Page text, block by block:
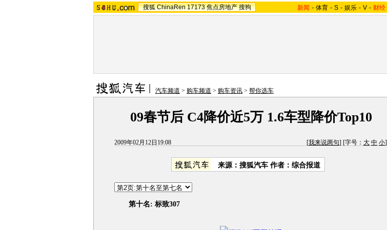
搜狐 ChinaRen 17173 焦点房地产 搜狗 新闻 - 体育 - S - 娱乐 - V - 财经
汽车频道 > 购车频道 > 购车资讯 > 帮你选车
09春节后 C4降价近5万 1.6车型降价Top10
2009年02月12日19:08 [我来说两句] [字号： 大 中 小]
来源：搜狐汽车 作者：综合报道
第十名: 标致307